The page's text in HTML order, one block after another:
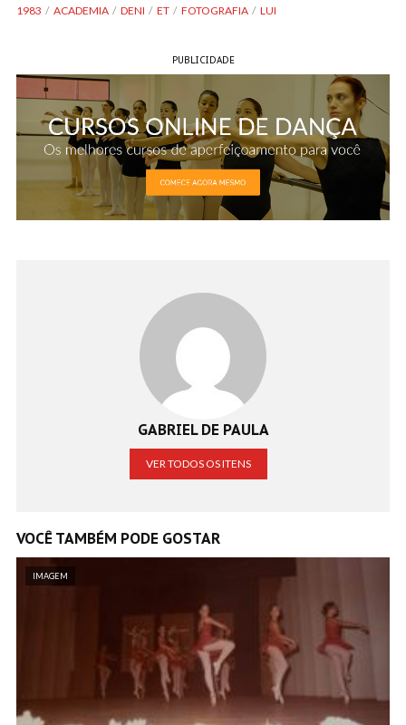
1983 ACADEMIA DENI ET FOTOGRAFIA LUI
PUBLICIDADE
GABRIEL DE PAULA
VER TODOS OS ITENS
VOCÊ TAMBÉM PODE GOSTAR
IMAGEM